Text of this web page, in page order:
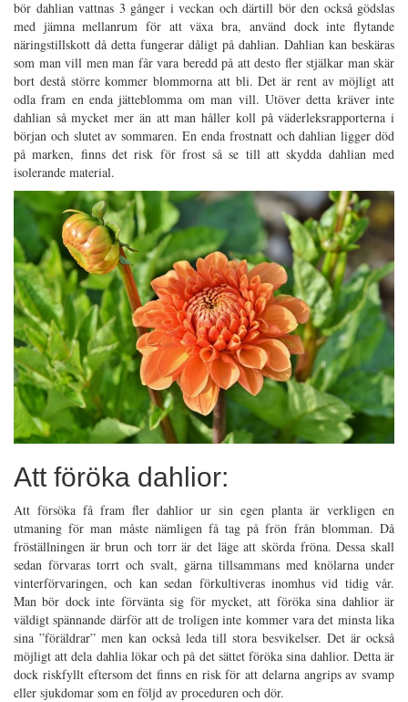
bör dahlian vattnas 3 gånger i veckan och därtill bör den också gödslas
med jämna mellanrum för att växa bra, använd dock inte flytande
näringstillskott då detta fungerar dåligt på dahlian. Dahlian kan beskäras
som man vill men man får vara beredd på att desto fler stjälkar man skär
bort destå större kommer blommorna att bli. Det är rent av möjligt att
odla fram en enda jätteblomma om man vill. Utöver detta kräver inte
dahlian så mycket mer än att man håller koll på väderleksrapporterna i
början och slutet av sommaren. En enda frostnatt och dahlian ligger död
på marken, finns det risk för frost så se till att skydda dahlian med
isolerande material.
Att föröka dahlior:
Att försöka få fram fler dahlior ur sin egen planta är verkligen en
utmaning för man måste nämligen få tag på frön från blomman. Då
fröställningen är brun och torr är det läge att skörda fröna. Dessa skall
sedan förvaras torrt och svalt, gärna tillsammans med knölarna under
vinterförvaringen, och kan sedan förkultiveras inomhus vid tidig vår.
Man bör dock inte förvänta sig för mycket, att föröka sina dahlior är
väldigt spännande därför att de troligen inte kommer vara det minsta lika
sina ”föräldrar” men kan också leda till stora besvikelser. Det är också
möjligt att dela dahlia lökar och på det sättet föröka sina dahlior. Detta är
dock riskfyllt eftersom det finns en risk för att delarna angrips av svamp
eller sjukdomar som en följd av proceduren och dör.